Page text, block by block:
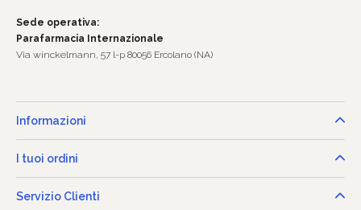
Sede operativa:
Parafarmacia Internazionale
Via winckelmann, 57 l-p 80056 Ercolano (NA)
Informazioni
I tuoi ordini
Servizio Clienti